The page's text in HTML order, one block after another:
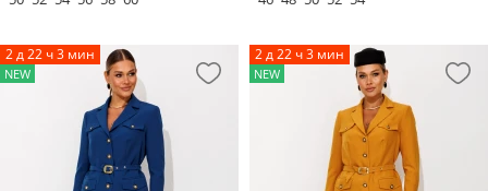
2 д 22 ч 3 мин
NEW
2 д 22 ч 3 мин
NEW